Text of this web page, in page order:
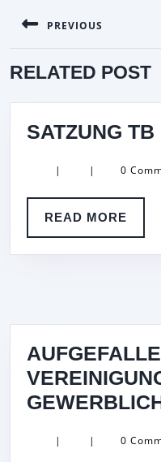
PREVIOUS
post:
RELATED POST
SATZUNG
| | 0
READ MORE
MORE
| | 0